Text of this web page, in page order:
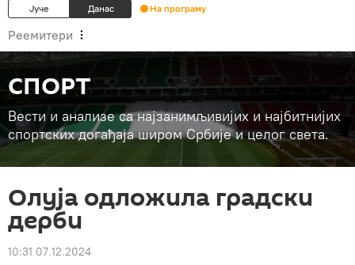
Јуче Данас На програму
Реемитери
СПОРТ
Вести и анализе са најзанимљивијих и најбитнијих
спортских догађаја широм Србије и целог света.
Олуја одложила градски
дерби
10:31 07.12.2024